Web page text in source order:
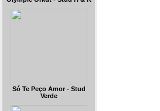
Só Te Peço Amor - Stud
Verde